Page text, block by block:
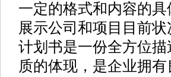
一定的格式和内容的
展示公司和项目目前
计划书是一份全方位
质的体现，是企业拥